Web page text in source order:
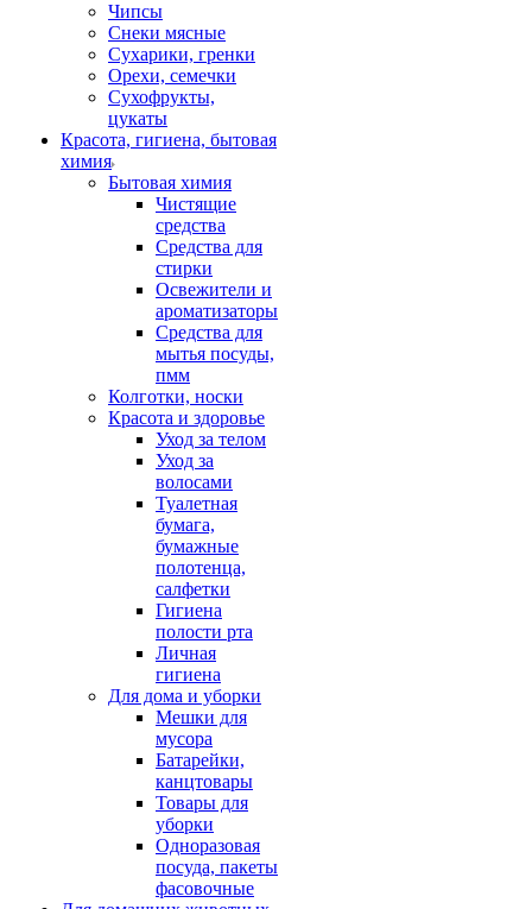
Чипсы
Снеки мясные
Сухарики, гренки
Орехи, семечки
Сухофрукты,
цукаты
Красота, гигиена, бытовая
химия
Бытовая химия
Чистящие
средства
Средства для
стирки
Освежители и
ароматизаторы
Средства для
мытья посуды,
пмм
Колготки, носки
Красота и здоровье
Уход за телом
Уход за
волосами
Туалетная
бумага,
бумажные
полотенца,
салфетки
Гигиена
полости рта
Личная
гигиена
Для дома и уборки
Мешки для
мусора
Батарейки,
канцтовары
Товары для
уборки
Одноразовая
посуда, пакеты
фасовочные